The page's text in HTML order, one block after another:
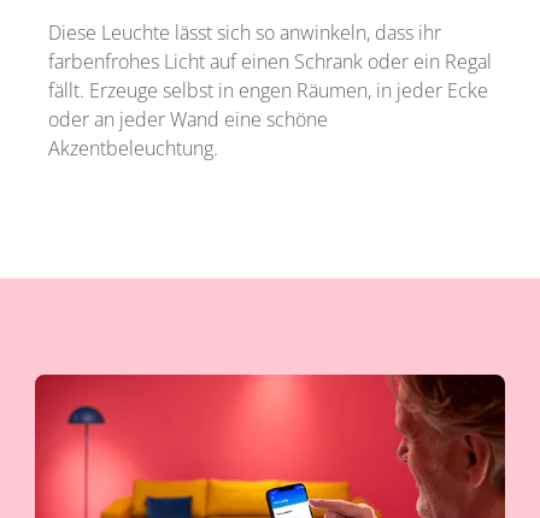
Diese Leuchte lässt sich so anwinkeln, dass ihr
farbenfrohes Licht auf einen Schrank oder ein Regal
fällt. Erzeuge selbst in engen Räumen, in jeder Ecke
oder an jeder Wand eine schöne
Akzentbeleuchtung.